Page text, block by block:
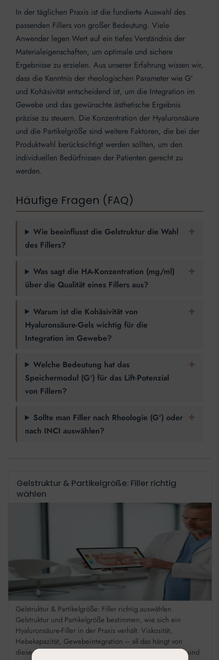
In der täglichen Praxis ist die fundierte Auswahl des
passenden Fillers von großer Bedeutung. Viele
Anwender legen Wert auf ein tiefes Verständnis der
Materialeigenschaften, um optimale und sichere
Ergebnisse zu erzielen. Aus unserer Erfahrung wissen wir,
dass die Kenntnis der rheologischen Parameter wie G'
und Kohäsivität entscheidend ist, um die Integration im
Gewebe und das gewünschte ästhetische Ergebnis
präzise zu steuern. Die Konzentration der Hyaluronsäure
und die Partikelgröße sind weitere Faktoren, die bei der
Produktwahl berücksichtigt werden sollten, um den
individuellen Bedürfnissen der Patienten gerecht zu
werden.
Häufige Fragen (FAQ)
Wie beeinflusst die Gelstruktur die Wahl
des Fillers?
Was sagt die HA-Konzentration (mg/ml)
über die Qualität eines Fillers aus?
Warum ist die Kohäsivität von
Hyaluronsäure-Gels wichtig für die
Integration im Gewebe?
Welche Bedeutung hat das
Speichermodul (G') für das Lift-Potenzial
von Fillern?
Sollte man Filler nach Rheologie (G') oder
nach INCI auswählen?
Gelstruktur & Partikelgröße: Filler richtig
wählen
Gelstruktur & Partikelgröße: Filler richtig auswählen
Gelstruktur und Partikelgröße bestimmen, wie sich ein
Hyaluronsäure-Filler in der Praxis verhält. Viskosität,
Hebekapazität, Gewebeintegration – all das hängt von
diesen Parametern ab. Wer das versteht, wählt gezielter und